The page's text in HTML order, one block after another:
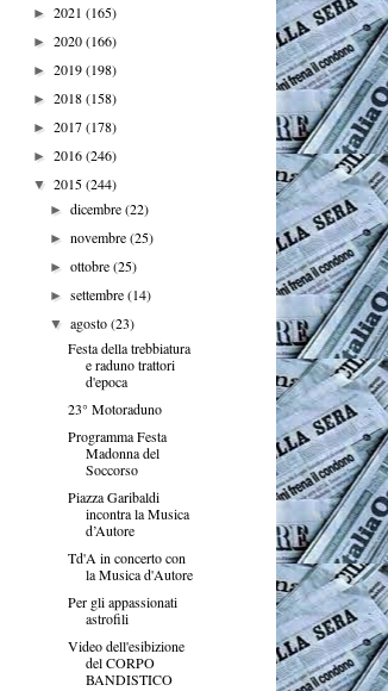
► 2021 (165)
► 2020(166)
► 2019(198)
► 2018(158)
► 2017(178)
► 2016(246)
▼ 2015(244)
►dicembre(22)
►novembre(25)
►ottobre(25)
►settembre(14)
▼agosto(23)
Festa della trebbiatura
e raduno trattori
d'epoca
23° Motoraduno
Programma Festa
Madonna del
Soccorso
Piazza Garibaldi
incontra la Musica
d’Autore
Td'A in concerto con
la Musica d'Autore
Per gli appassionati
astrofili
Video dell'esibizione
del CORPO
BANDISTICO